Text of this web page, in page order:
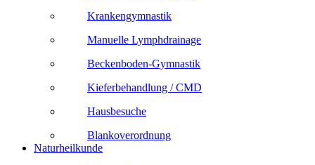
Krankengymnastik
Manuelle Lymphdrainage
Beckenboden-Gymnastik
Kieferbehandlung / CMD
Hausbesuche
Blankoverordnung
Naturheilkunde